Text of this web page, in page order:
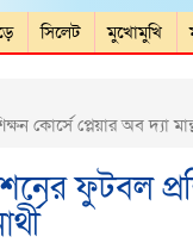
সিলেট মুখোমুখি
কোর্সে প্লেয়ার অব দ্যা
ফুটবল